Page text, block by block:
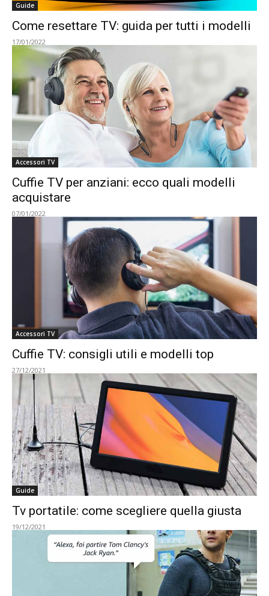
Guide
Come resettare TV: guida per tutti i modelli
17/01/2022
Accessori TV
Cuffie TV per anziani: ecco quali modelli
acquistare
07/01/2022
Accessori TV
Cuffie TV: consigli utili e modelli top
27/12/2021
Guide
Tv portatile: come scegliere quella giusta
19/12/2021